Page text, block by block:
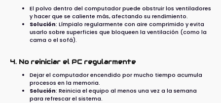
El polvo dentro del computador puede obstruir los ventiladores
y hacer que se caliente más, afectando su rendimiento.
Solución: Límpialo regularmente con aire comprimido y evita
usarlo sobre superficies que bloqueen la ventilación (como la
cama o el sofá).
4. No reiniciar el PC regularmente
Dejar el computador encendido por mucho tiempo acumula
procesos en la memoria.
Solución: Reinicia el equipo al menos una vez a la semana
para refrescar el sistema.